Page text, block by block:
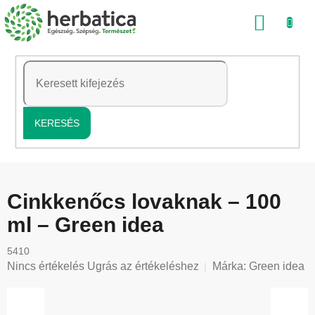
Ugrás
a
tartalomhoz
KERESÉS
Cinkkenőcs lovaknak – 100
ml – Green idea
5410
A
Nincs értékelés Ugrás az értékeléshez Márka: Green idea